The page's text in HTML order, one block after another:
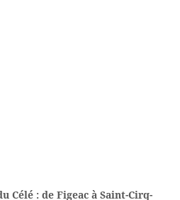
Célé : de Figeac à Saint-Cirq-